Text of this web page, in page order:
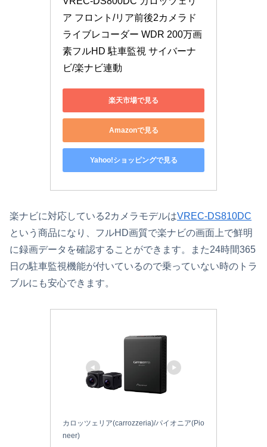
ア フロント/リア前後2カメラド
ライブレコーダー WDR 200万画
素フルHD 駐車監視 サイバーナ
ビ/楽ナビ連動
楽天市場で見る
Amazonで見る
Yahoo!ショッピングで見る
楽ナビに対応している2カメラモデルはVREC-DS810DC
という商品になり、フルHD画質で楽ナビの画面上で鮮明
に録画データを確認することができます。また24時間365
日の駐車監視機能が付いているので乗っていない時のトラ
ブルにも安心できます。
カロッツェリア(carrozzeria)/パイオニア(Pio
neer)